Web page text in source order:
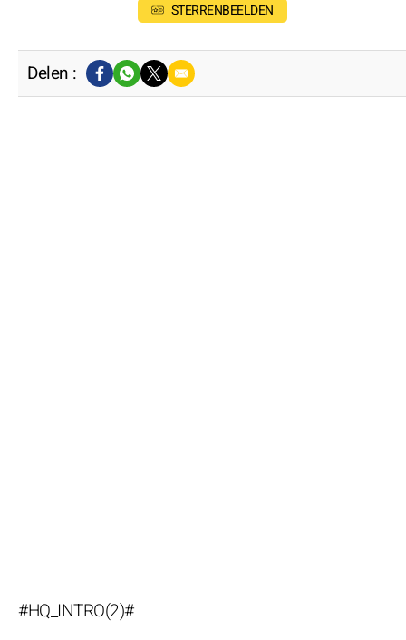
STERRENBEELDEN
Delen :
#HQ_INTRO(2)#